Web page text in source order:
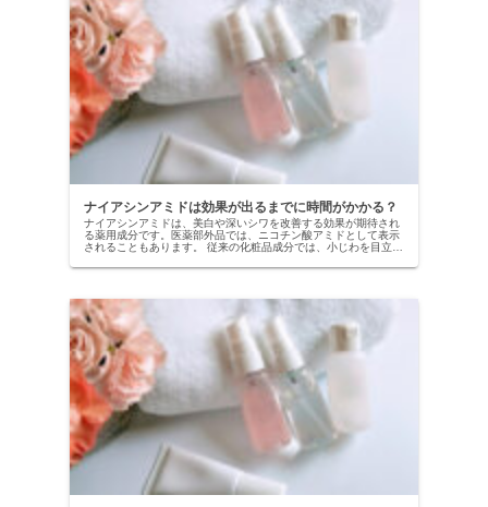
ナイアシンアミドは効果が出るまでに時間がかかる？
ナイアシンアミドは、美白や深いシワを改善する効果が期待され
る薬用成分です。医薬部外品では、ニコチン酸アミドとして表示
されることもあります。 従来の化粧品成分では、小じわを目立た
したか...